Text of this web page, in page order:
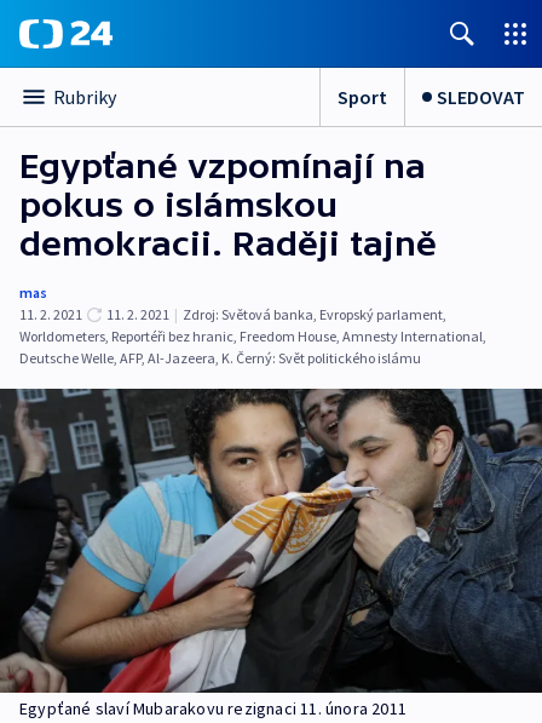
Rubriky Sport SLEDOVAT
Egypťané vzpomínají na
pokus o islámskou
demokracii. Raději tajně
mas
11. 2. 2021
11. 2. 2021 | Zdroj: Světová banka, Evropský parlament,
Worldometers, Reportéři bez hranic, Freedom House, Amnesty International,
Deutsche Welle, AFP, Al-Jazeera, K. Černý: Svět politického islámu
Egypťané slaví Mubarakovu rezignaci 11. února 2011